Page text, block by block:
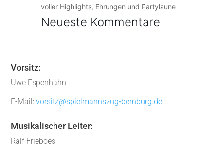
voller Highlights, Ehrungen und Partylaune
Neueste Kommentare
Vorsitz:
Uwe Espenhahn
E-Mail:vorsitz@spielmannszug-bernburg.de
Musikalischer Leiter:
Ralf Frieboes